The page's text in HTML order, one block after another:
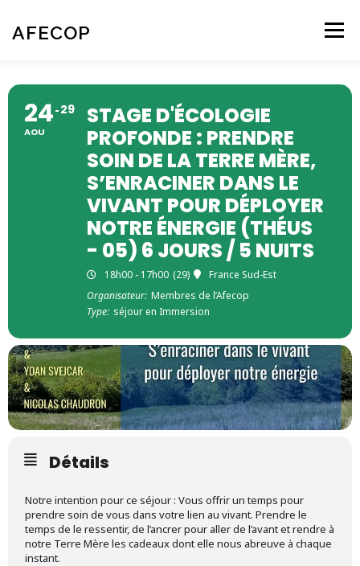
contenu
AFECOP Menu
L’ÉCOPSYCHOLOGIE NOS ACTIVITÉS AGENDA
CONTACT – NOUS REJOINDRE
24
AOU
29
STAGE D'ÉCOLOGIE
PROFONDE : PRENDRE
SOIN DE LA TERRE MÈRE,
S’ENRACINER DANS LE
VIVANT POUR DÉPLOYER
NOTRE ÉNERGIE (THÉUS
- 05) 6 JOURS / 5 NUITS
18h00 - 17h00 (29)
France Sud-Est
Organisateur: Membres de l’Afecop
Type: séjour en Immersion
Détails
Notre intention pour ce séjour : Vous offrir un temps pour
prendre soin de vous dans votre lien au vivant. Prendre le
temps de le ressentir, de l’ancrer pour aller de l’avant et rendre à
notre Terre Mère les cadeaux dont elle nous abreuve à chaque
instant.